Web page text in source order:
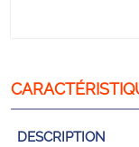
DESCRIPTION